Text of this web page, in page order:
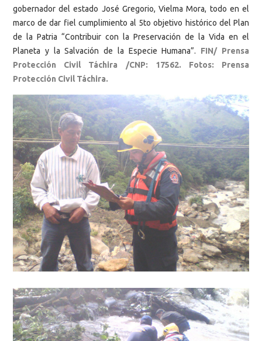
gobernador del estado José Gregorio, Vielma Mora, todo en el
marco de dar fiel cumplimiento al 5to objetivo histórico del Plan
de la Patria “Contribuir con la Preservación de la Vida en el
Planeta y la Salvación de la Especie Humana”. FIN/ Prensa
Protección Civil Táchira /CNP: 17562. Fotos: Prensa
Protección Civil Táchira.